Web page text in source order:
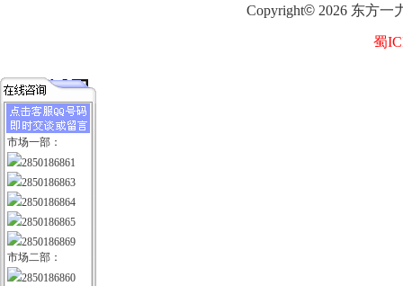
Copyright© 2026 东方一
蜀
市场一部：
2850186861
2850186863
2850186864
2850186865
2850186869
市场二部：
2850186860